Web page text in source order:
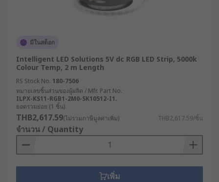
มีในสต็อก
Intelligent LED Solutions 5V dc RGB LED Strip, 5000k
Colour Temp, 2 m Length
RS Stock No. 180-7506
หมายเลขชิ้นส่วนของผู้ผลิต / Mfr. Part No.
ILPX-KS11-RGB1-2M0-SK10512-I1.
ยอดรวมย่อย (1 ชิ้น)
THB2,617.59(ไม่รวมภาษีมูลค่าเพิ่ม) THB2,617.59/ชิ้น
จำนวน / Quantity
เพิ่ม